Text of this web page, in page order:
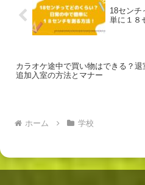
18センチ
単に１８
カラオケ途中で買い物はできる？退
追加入室の方法とマナー
ホーム 学校